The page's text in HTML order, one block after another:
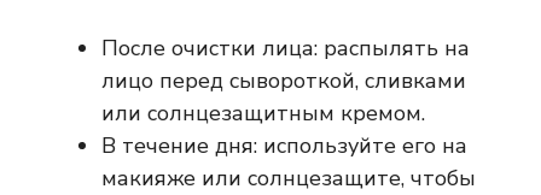
После очистки лица: распылять на
лицо перед сывороткой, сливками
или солнцезащитным кремом.
В течение дня: используйте его на
макияже или солнцезащите, чтобы